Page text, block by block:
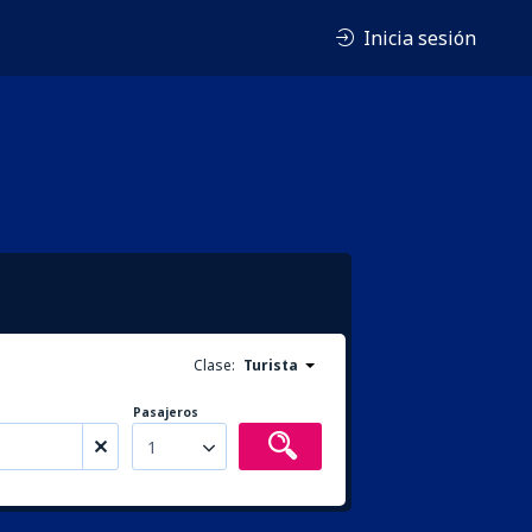
Inicia sesión
Clase: Turista
Pasajeros
1